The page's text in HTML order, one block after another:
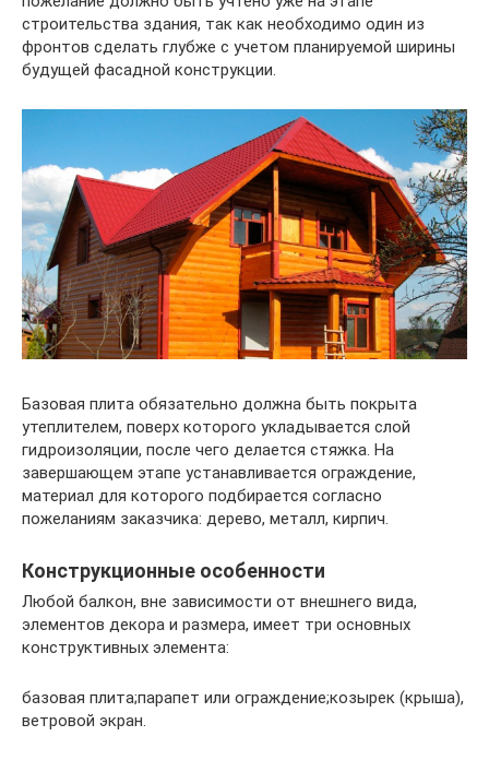
строительства здания, так как необходимо один из
фронтов сделать глубже с учетом планируемой ширины
будущей фасадной конструкции.
Базовая плита обязательно должна быть покрыта
утеплителем, поверх которого укладывается слой
гидроизоляции, после чего делается стяжка. На
завершающем этапе устанавливается ограждение,
материал для которого подбирается согласно
пожеланиям заказчика: дерево, металл, кирпич.
Конструкционные особенности
Любой балкон, вне зависимости от внешнего вида,
элементов декора и размера, имеет три основных
конструктивных элемента:
базовая плита;парапет или ограждение;козырек (крыша),
ветровой экран.